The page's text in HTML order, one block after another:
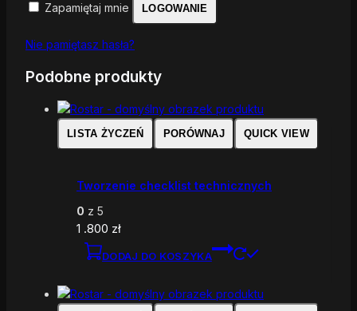
Zapamiętaj mnie LOGOWANIE
Nie pamiętasz hasła?
Podobne produkty
LISTA ŻYCZEŃ PORÓWNAJ QUICK VIEW
Tworzenie checklist technicznych
0 z 5
1 .800 zł
DODAJ DO KOSZYKA